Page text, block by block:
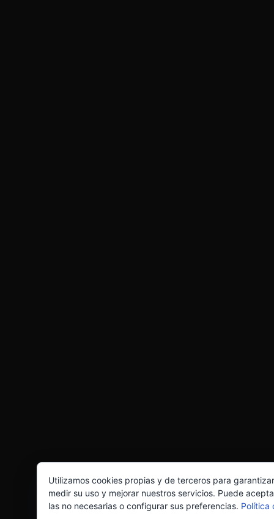
Utilizamos cookies propias y de terceros para
medir su uso y mejorar nuestros servicios. Puede
las no necesarias o configurar sus preferencias. Política